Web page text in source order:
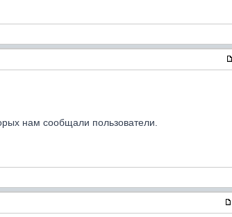
нам сообщали пользователи.